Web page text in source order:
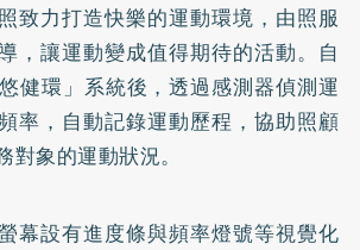
致力打造快樂的運動環境，由照服
，讓運動變成值得期待的活動。自
健環」系統後，透過感測器偵測運
率，自動記錄運動歷程，協助照顧
象的運動狀況。
幕設有進度條與頻率燈號等視覺化